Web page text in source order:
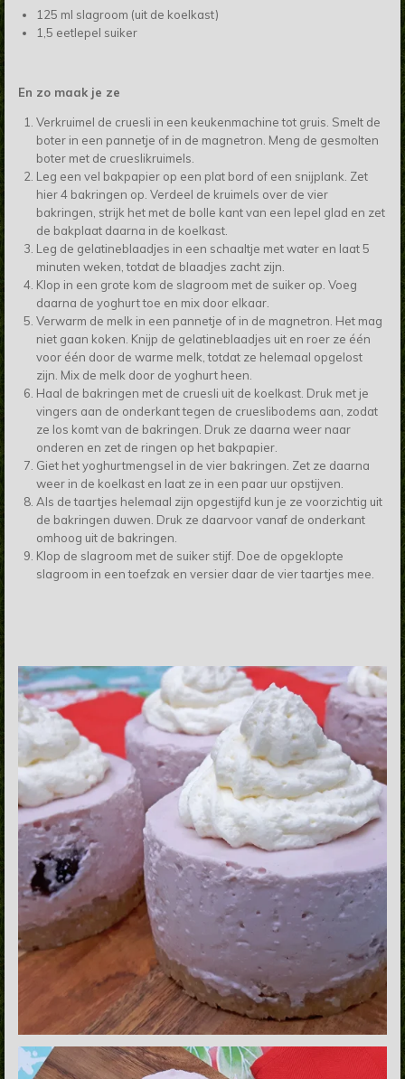
125 ml slagroom (uit de koelkast)
1,5 eetlepel suiker
En zo maak je ze
Verkruimel de cruesli in een keukenmachine tot gruis. Smelt de
boter in een pannetje of in de magnetron. Meng de gesmolten
boter met de crueslikruimels.
Leg een vel bakpapier op een plat bord of een snijplank. Zet
hier 4 bakringen op. Verdeel de kruimels over de vier
bakringen, strijk het met de bolle kant van een lepel glad en zet
de bakplaat daarna in de koelkast.
Leg de gelatineblaadjes in een schaaltje met water en laat 5
minuten weken, totdat de blaadjes zacht zijn.
Klop in een grote kom de slagroom met de suiker op. Voeg
daarna de yoghurt toe en mix door elkaar.
Verwarm de melk in een pannetje of in de magnetron. Het mag
niet gaan koken. Knijp de gelatineblaadjes uit en roer ze één
voor één door de warme melk, totdat ze helemaal opgelost
zijn. Mix de melk door de yoghurt heen.
Haal de bakringen met de cruesli uit de koelkast. Druk met je
vingers aan de onderkant tegen de crueslibodems aan, zodat
ze los komt van de bakringen. Druk ze daarna weer naar
onderen en zet de ringen op het bakpapier.
Giet het yoghurtmengsel in de vier bakringen. Zet ze daarna
weer in de koelkast en laat ze in een paar uur opstijven.
Als de taartjes helemaal zijn opgestijfd kun je ze voorzichtig uit
de bakringen duwen. Druk ze daarvoor vanaf de onderkant
omhoog uit de bakringen.
Klop de slagroom met de suiker stijf. Doe de opgeklopte
slagroom in een toefzak en versier daar de vier taartjes mee.